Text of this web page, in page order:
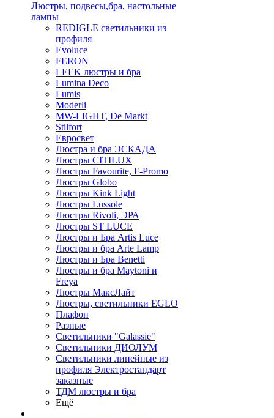
Люстры, подвесы,бра, настольные
лампы
REDIGLE светильники из
профиля
Evoluce
FERON
LEEK люстры и бра
Lumina Deco
Lumis
Moderli
MW-LIGHT, De Markt
Stilfort
Евросвет
Люстра и бра ЭСКАДА
Люстры CITILUX
Люстры Favourite, F-Promo
Люстры Globo
Люстры Kink Light
Люстры Lussole
Люстры Rivoli, ЭРА
Люстры ST LUCE
Люстры и Бра Artis Luce
Люстры и бра Arte Lamp
Люстры и Бра Benetti
Люстры и бра Maytoni и
Freya
Люстры МаксЛайт
Люстры, светильники EGLO
Плафон
Разные
Светильники "Galassie"
Светильники ДИОЛУМ
Светильники линейные из
профиля Электростандарт
заказные
ТДМ люстры и бра
Ещё